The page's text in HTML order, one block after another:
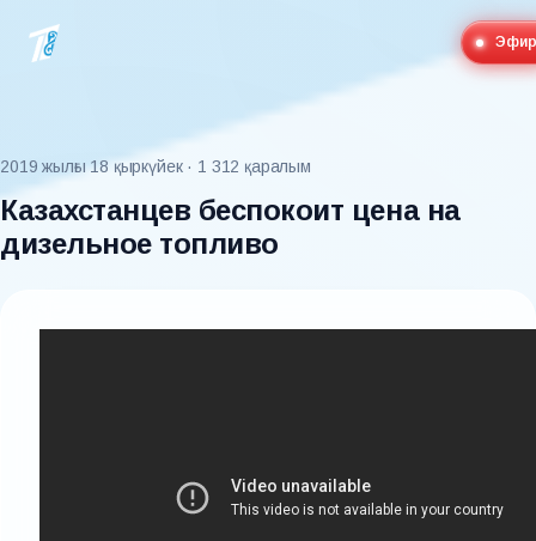
Эфир
2019 жылғы 18 қыркүйек · 1 312 қаралым
Казахстанцев беспокоит цена на
дизельное топливо